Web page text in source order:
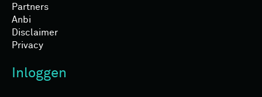
Partners
Anbi
Disclaimer
Privacy
Inloggen